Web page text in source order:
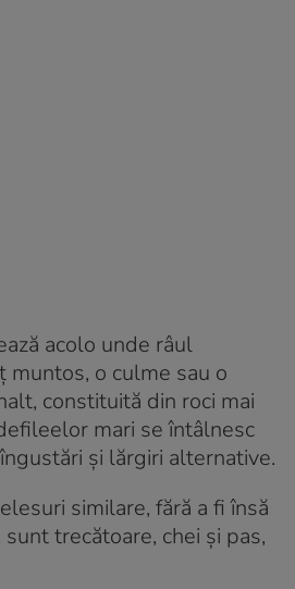
acolo unde râul
muntos, o culme sau o
constituită din roci mai
mari se întâlnesc
și lărgiri alternative.
similare, fără a fi însă
trecătoare, chei și pas,